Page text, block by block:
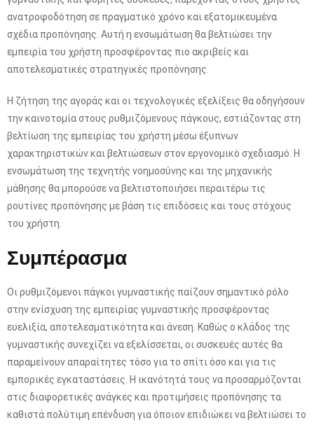
ανατροφοδότηση σε πραγματικό χρόνο και εξατομικευμένα
σχέδια προπόνησης. Αυτή η ενσωμάτωση θα βελτιώσει την
εμπειρία του χρήστη προσφέροντας πιο ακριβείς και
αποτελεσματικές στρατηγικές προπόνησης.
Η ζήτηση της αγοράς και οι τεχνολογικές εξελίξεις θα οδηγήσουν
την καινοτομία στους ρυθμιζόμενους πάγκους, εστιάζοντας στη
βελτίωση της εμπειρίας του χρήστη μέσω έξυπνων
χαρακτηριστικών και βελτιώσεων στον εργονομικό σχεδιασμό. Η
ενσωμάτωση της τεχνητής νοημοσύνης και της μηχανικής
μάθησης θα μπορούσε να βελτιστοποιήσει περαιτέρω τις
ρουτίνες προπόνησης με βάση τις επιδόσεις και τους στόχους
του χρήστη.
Συμπέρασμα
Οι ρυθμιζόμενοι πάγκοι γυμναστικής παίζουν σημαντικό ρόλο
στην ενίσχυση της εμπειρίας γυμναστικής προσφέροντας
ευελιξία, αποτελεσματικότητα και άνεση. Καθώς ο κλάδος της
γυμναστικής συνεχίζει να εξελίσσεται, οι συσκευές αυτές θα
παραμείνουν απαραίτητες τόσο για το σπίτι όσο και για τις
εμπορικές εγκαταστάσεις. Η ικανότητά τους να προσαρμόζονται
στις διαφορετικές ανάγκες και προτιμήσεις προπόνησης τα
καθιστά πολύτιμη επένδυση για όποιον επιδιώκει να βελτιώσει το